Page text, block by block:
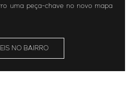
uma peça-chave no novo mapa
NO BAIRRO